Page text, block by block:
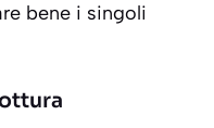
bene i singoli